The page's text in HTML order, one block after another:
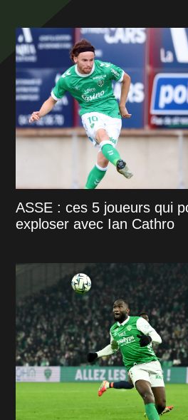
ASSE : ces 5 joueurs qui
exploser avec Ian Cathro